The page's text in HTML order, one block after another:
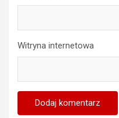
Witryna internetowa